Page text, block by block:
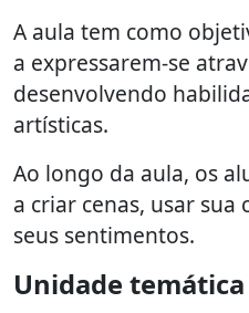
A aula tem como
a expressarem-se
desenvolvendo
artísticas.
Ao longo da aula, os
a criar cenas, usar
seus sentimentos.
Unidade temática